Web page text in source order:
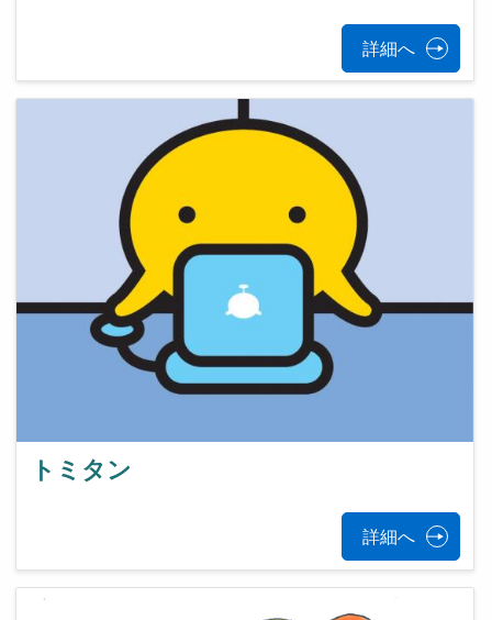
詳細へ
トミタン
詳細へ